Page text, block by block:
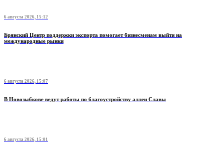
6 августа 2026, 15:12
Брянский Центр поддержки экспорта помогает бизнесменам выйти на
международные рынки
6 августа 2026, 15:07
В Новозыбкове ведут работы по благоустройству аллеи Славы
6 августа 2026, 15:01